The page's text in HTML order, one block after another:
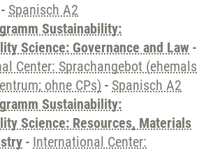
- Spanisch A2
Sustainability:
Science: Governance and Law -
Center: Sprachangebot (ehemals
ohne CPs) - Spanisch A2
Sustainability:
Science: Resources, Materials
- International Center: